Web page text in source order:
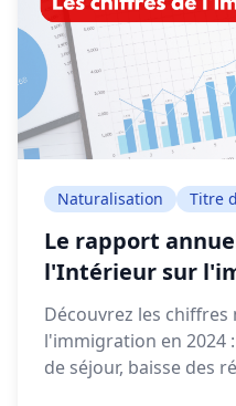
Naturalisation Titre
Le rapport
l'Intérieur sur
Découvrez les
l'immigration en 2024
de séjour, baisse des